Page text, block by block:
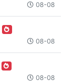
08-08
08-08
08-08